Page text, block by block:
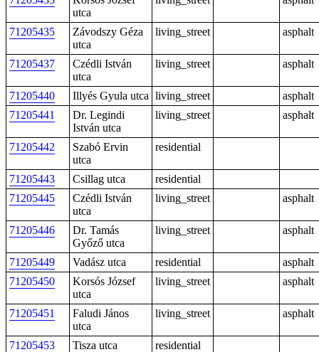
utca
71205435
Závodszy Géza
utca
living_street asphalt
71205437
Czédli István
utca
living_street asphalt
71205440 Illyés Gyula utca living_street
asphalt
71205441
Dr. Legindi
István utca
living_street asphalt
71205442
Szabó Ervin
utca
residential
71205443 Csillag utca
residential
71205445
Czédli István
utca
living_street asphalt
71205446
Dr. Tamás
Győző utca
living_street asphalt
71205449 Vadász utca residential
asphalt
71205450
Korsós József
utca
living_street asphalt
71205451
Faludi János
utca
living_street asphalt
71205453 Tisza utca
residential